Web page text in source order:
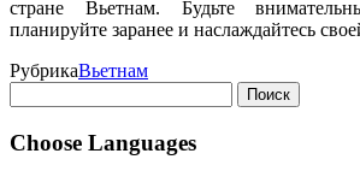
стране Вьетнам. Будьте
планируйте заранее и наслаждайтесь
РубрикаВьетнам
Choose Languages